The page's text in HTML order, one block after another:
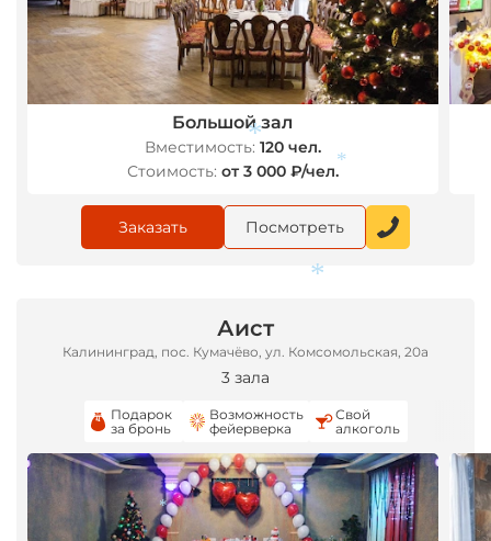
Большой зал
Вместимость: 120 чел.
Стоимость: от 3 000 ₽/чел.
Заказать Посмотреть
Аист
Калининград, пос. Кумачёво, ул. Комсомольская, 20а
3 зала
Подарок
за бронь
Возможность
фейерверка
Свой
алкоголь
*
*
*